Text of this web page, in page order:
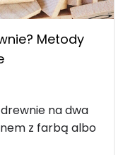
Metody
na dwa
z farbą albo